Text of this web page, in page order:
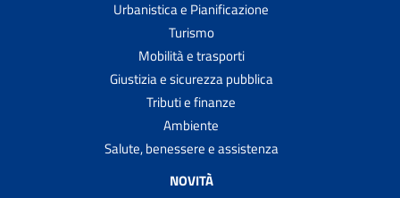
Urbanistica e Pianificazione
Turismo
Mobilità e trasporti
Giustizia e sicurezza pubblica
Tributi e finanze
Ambiente
Salute, benessere e assistenza
NOVITÀ